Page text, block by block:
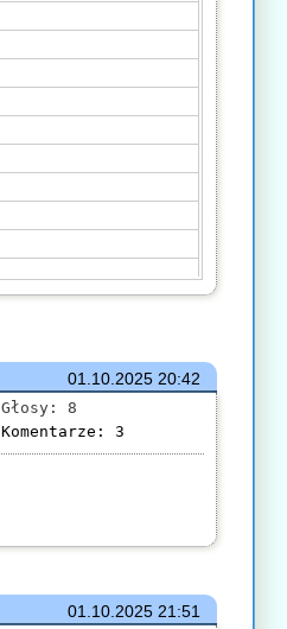
01.10.202520:42
Głosy: 8
Komentarze: 3
01.10.202521:51